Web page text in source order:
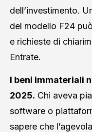
dell’investimento.
del modello F24
e richieste di
Entrate.
I beni immateriali
2025. Chi aveva
software o
sapere che